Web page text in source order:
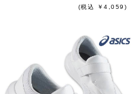
(税込 ￥4,059)